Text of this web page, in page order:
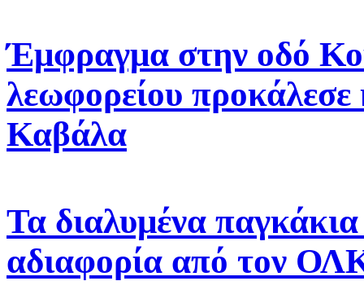
Έμφραγμα στην οδό
λεωφορείου
Καβάλα
Τα διαλυμένα
αδιαφορία από τον